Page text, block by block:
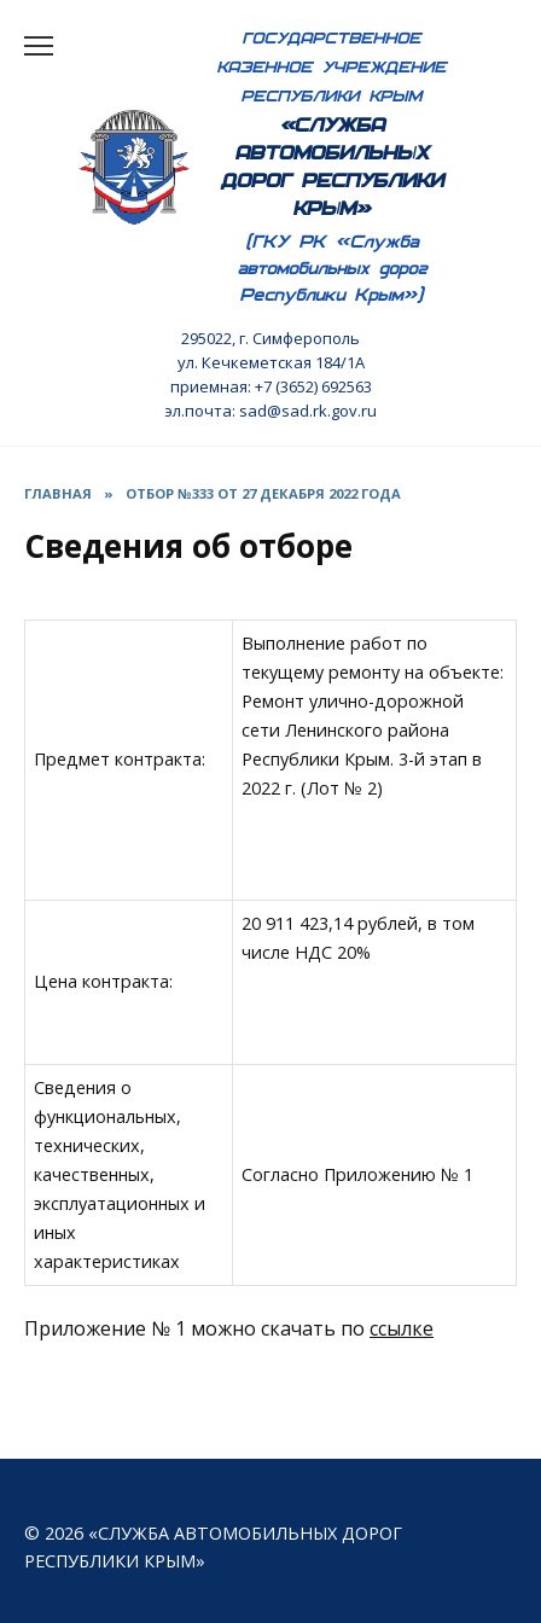
ГОСУДАРСТВЕННОЕ
КАЗЕННОЕ УЧРЕЖДЕНИЕ
РЕСПУБЛИКИ КРЫМ
«СЛУЖБА
АВТОМОБИЛЬНЫХ
ДОРОГ РЕСПУБЛИКИ
КРЫМ»
(ГКУ РК «Служба
автомобильных дорог
Республики Крым»)
295022, г. Симферополь
ул. Кечкеметская 184/1А
приемная: +7 (3652) 692563
эл.почта: sad@sad.rk.gov.ru
ГЛАВНАЯ » ОТБОР №333 ОТ 27 ДЕКАБРЯ 2022 ГОДА
Сведения об отборе
Предмет контракта:
Выполнение работ по
текущему ремонту на объекте:
Ремонт улично-дорожной
сети Ленинского района
Республики Крым. 3-й этап в
2022 г. (Лот № 2)
Цена контракта:
20 911 423,14 рублей, в том
числе НДС 20%
Сведения о
функциональных,
технических,
качественных,
эксплуатационных и
иных
характеристиках
Согласно Приложению № 1
Приложение № 1 можно скачать по ссылке
© 2026 «СЛУЖБА АВТОМОБИЛЬНЫХ ДОРОГ
РЕСПУБЛИКИ КРЫМ»